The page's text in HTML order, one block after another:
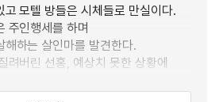
고 모텔 방들은 시체들로 만실이다.
주인행세를 하며
해하는 살인마를 발견한다.
려버린 선홍, 예상치 못한 상황에
새 기하급수적으로 늘어난